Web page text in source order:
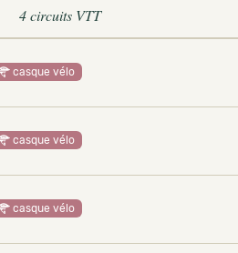
4 circuits VTT
casque vélo
casque vélo
casque vélo